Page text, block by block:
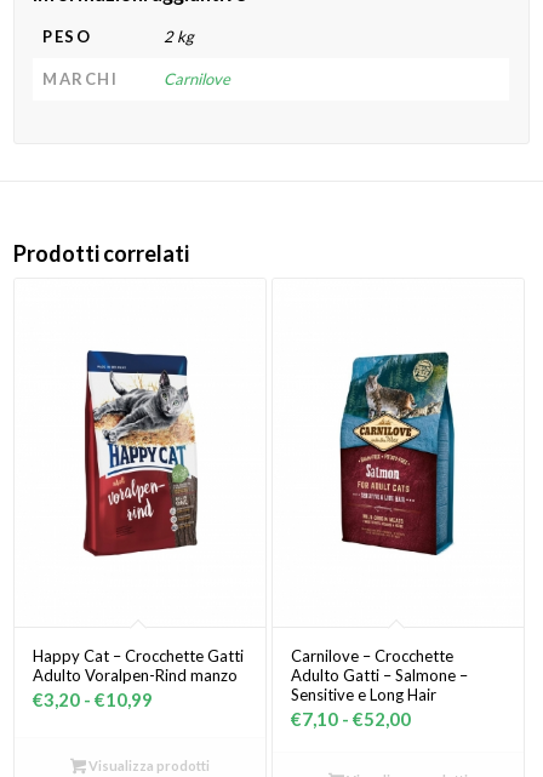
PESO 2 kg
MARCHI Carnilove
Prodotti correlati
Happy Cat – Crocchette Gatti
Adulto Voralpen-Rind manzo
€3,20 - €10,99
prezzo:
Visualizza prodotti
Carnilove – Crocchette
Adulto Gatti – Salmone –
Sensitive e Long Hair
€7,10 - €52,00Fascia